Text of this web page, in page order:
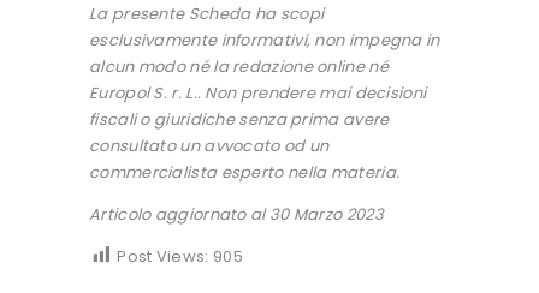
La presente Scheda ha scopi
esclusivamente informativi, non impegna in
alcun modo né la redazione online né
Europol S. r. L.. Non prendere mai decisioni
fiscali o giuridiche senza prima avere
consultato un avvocato od un
commercialista esperto nella materia.
Articolo aggiornato al 30 Marzo 2023
Post Views: 905